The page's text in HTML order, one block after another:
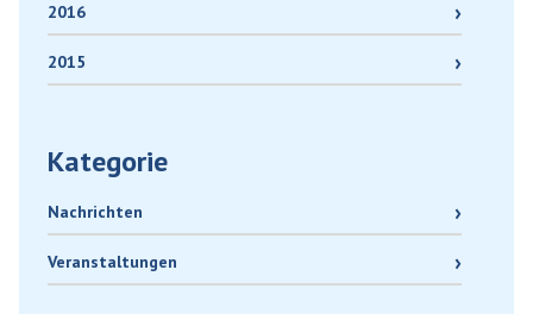
2016
2015
Kategorie
Nachrichten
Veranstaltungen